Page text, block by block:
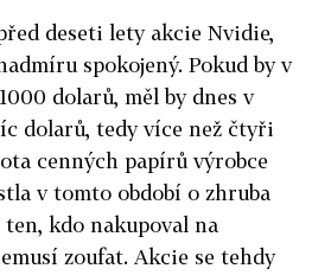
deseti lety akcie Nvidie,
spokojený. Pokud by v
dolarů, měl by dnes v
dolarů, tedy více než čtyři
cenných papírů výrobce
v tomto období o zhruba
kdo nakupoval na
zoufat. Akcie se tehdy